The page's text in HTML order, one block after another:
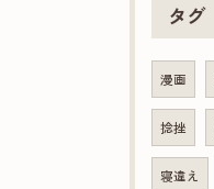
タグ
漫画
捻挫
寝違え